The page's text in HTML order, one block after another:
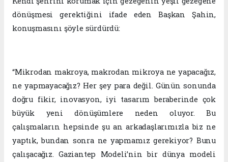
dönüşmesi gerektiğini ifade eden Başkan Şahin,
konuşmasını şöyle sürdürdü:
“Mikrodan makroya, makrodan mikroya ne yapacağız,
ne yapmayacağız? Her şey para değil. Günün sonunda
doğru fikir, inovasyon, iyi tasarım beraberinde çok
büyük yeni dönüşümlere neden oluyor. Bu
çalışmaların hepsinde şu an arkadaşlarımızla biz ne
yaptık, bundan sonra ne yapmamız gerekiyor? Bunu
çalışacağız. Gaziantep Modeli’nin bir dünya modeli